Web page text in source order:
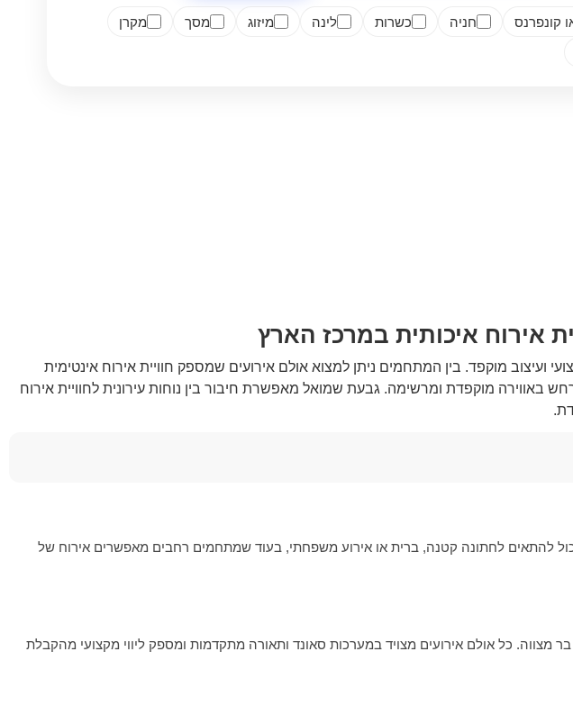
קונפרנס חניה כשרות לינה מיזוג מסך
מקרן
אירוח איכותית במרכז הארץ
ועיצוב מוקפד. בין המתחמים ניתן למצוא אולם אירועים שמספק חוויית אירוח אינטימית
באווירה מוקפדת ומרשימה. גבעת שמואל מאפשרת חיבור בין נוחות עירונית לחוויית אירוח
להתאים לחתונה קטנה, ברית או אירוע משפחתי, בעוד שמתחמים רחבים מאפשרים אירוח של
מצווה. כל אולם אירועים מצויד במערכות סאונד ותאורה מתקדמות ומספק ליווי מקצועי מהקבלת